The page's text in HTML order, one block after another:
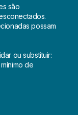
são
possam
ou substituir:
de